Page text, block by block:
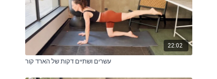
22:02
עשרים ושתיים דקות של הארד קור